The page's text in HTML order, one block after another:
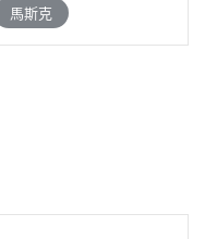
馬斯克